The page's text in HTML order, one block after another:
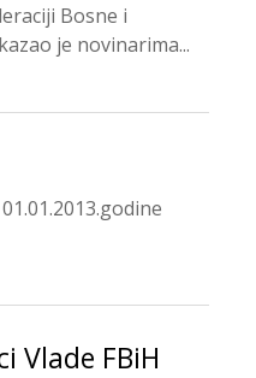
Bosne i
je novinarima...
Vlade FBiH